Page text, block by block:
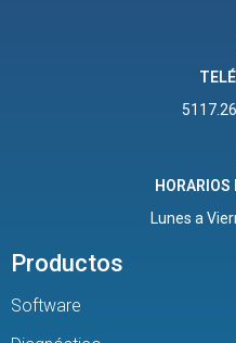
HORARIOS
Lunes a
Productos
Software